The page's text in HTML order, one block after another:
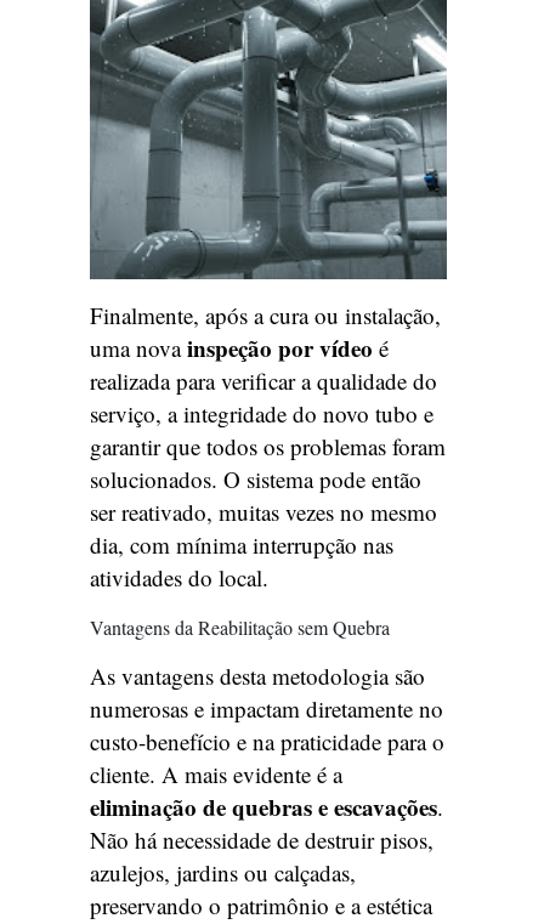
Finalmente, após a cura ou instalação,
uma novainspeção por vídeo é
realizada para verificar a qualidade do
serviço, a integridade do novo tubo e
garantir que todos os problemas foram
solucionados. O sistema pode então
ser reativado, muitas vezes no mesmo
dia, com mínima interrupção nas
atividades do local.
Vantagens da Reabilitação sem Quebra
As vantagens desta metodologia são
numerosas e impactam diretamente no
custo-benefício e na praticidade para o
cliente. A mais evidente é a
eliminação de quebras e escavações.
Não há necessidade de destruir pisos,
azulejos, jardins ou calçadas,
preservando o patrimônio e a estética